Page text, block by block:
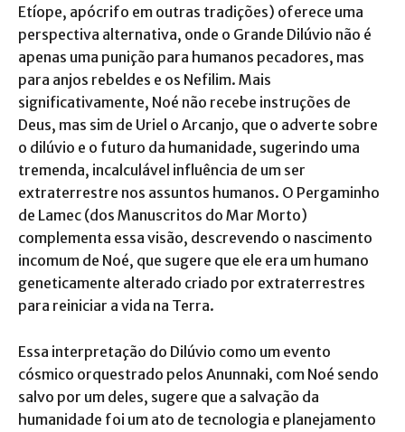
Etíope, apócrifo em outras tradições) oferece uma
perspectiva alternativa, onde o Grande Dilúvio não é
apenas uma punição para humanos pecadores, mas
para anjos rebeldes e os Nefilim. Mais
significativamente, Noé não recebe instruções de
Deus, mas sim de Uriel o Arcanjo, que o adverte sobre
o dilúvio e o futuro da humanidade, sugerindo uma
tremenda, incalculável influência de um ser
extraterrestre nos assuntos humanos. O Pergaminho
de Lamec (dos Manuscritos do Mar Morto)
complementa essa visão, descrevendo o nascimento
incomum de Noé, que sugere que ele era um humano
geneticamente alterado criado por extraterrestres
para reiniciar a vida na Terra.
Essa interpretação do Dilúvio como um evento
cósmico orquestrado pelos Anunnaki, com Noé sendo
salvo por um deles, sugere que a salvação da
humanidade foi um ato de tecnologia e planejamento